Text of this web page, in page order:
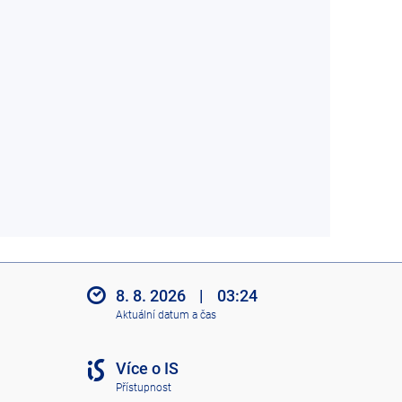
8. 8. 2026 | 03:24
Aktuální datum a čas
Více o IS
Přístupnost